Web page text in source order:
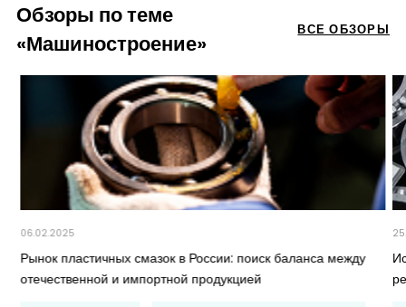
Обзоры по теме
«Машиностроение»
ВСЕ ОБЗОРЫ
06.02.2025
Рынок пластичных смазок в России: поиск баланса между
отечественной и импортной продукцией